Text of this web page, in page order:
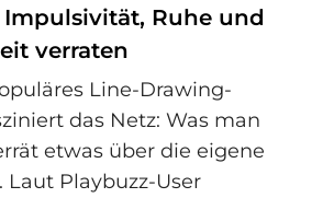
Impulsivität, Ruhe und
verraten
Line-Drawing-
das Netz: Was man
etwas über die eigene
Laut Playbuzz-User